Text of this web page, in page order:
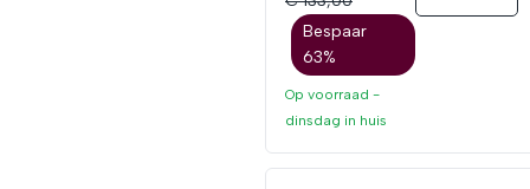
Bespaar
63%
Op voorraad -
dinsdag in huis